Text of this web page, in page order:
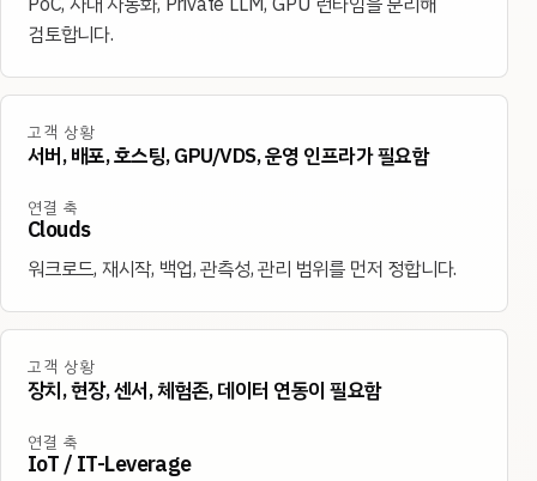
검토합니다.
고객 상황
서버, 배포, 호스팅, GPU/VDS, 운영 인프라가 필요함
연결 축
Clouds
워크로드, 재시작, 백업, 관측성, 관리 범위를 먼저 정합니다.
고객 상황
장치, 현장, 센서, 체험존, 데이터 연동이 필요함
연결 축
IoT / IT-Leverage